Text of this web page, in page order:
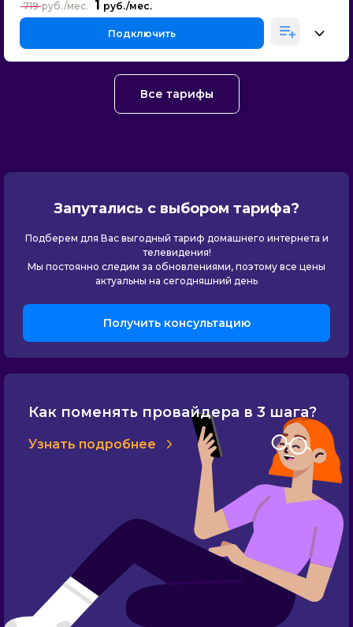
Запутались с выбором тарифа?
Подберем для Вас выгодный тариф домашнего интернета и
телевидения!
Мы постоянно следим за обновлениями, поэтому все цены
актуальны на сегодняшний день
Получить консультацию
Как поменять провайдера в 3 шага?
Узнать подробнее
1
719
Подключить
Все тарифы